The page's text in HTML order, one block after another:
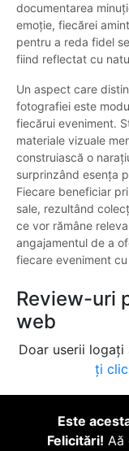
documentarea
emoție, fiecărei
pentru a reda fidel
fiind reflectat cu
Un aspect care
fotografiei este
fiecărui eveniment.
materiale vizuale
construiască o
surprinzând esența
Fiecare beneficiar
sale, rezultând
ce vor rămâne
angajamentul de a
fiecare eveniment
Review-uri
web
Doar userii logați
ți
Este
Felicitări! Aă